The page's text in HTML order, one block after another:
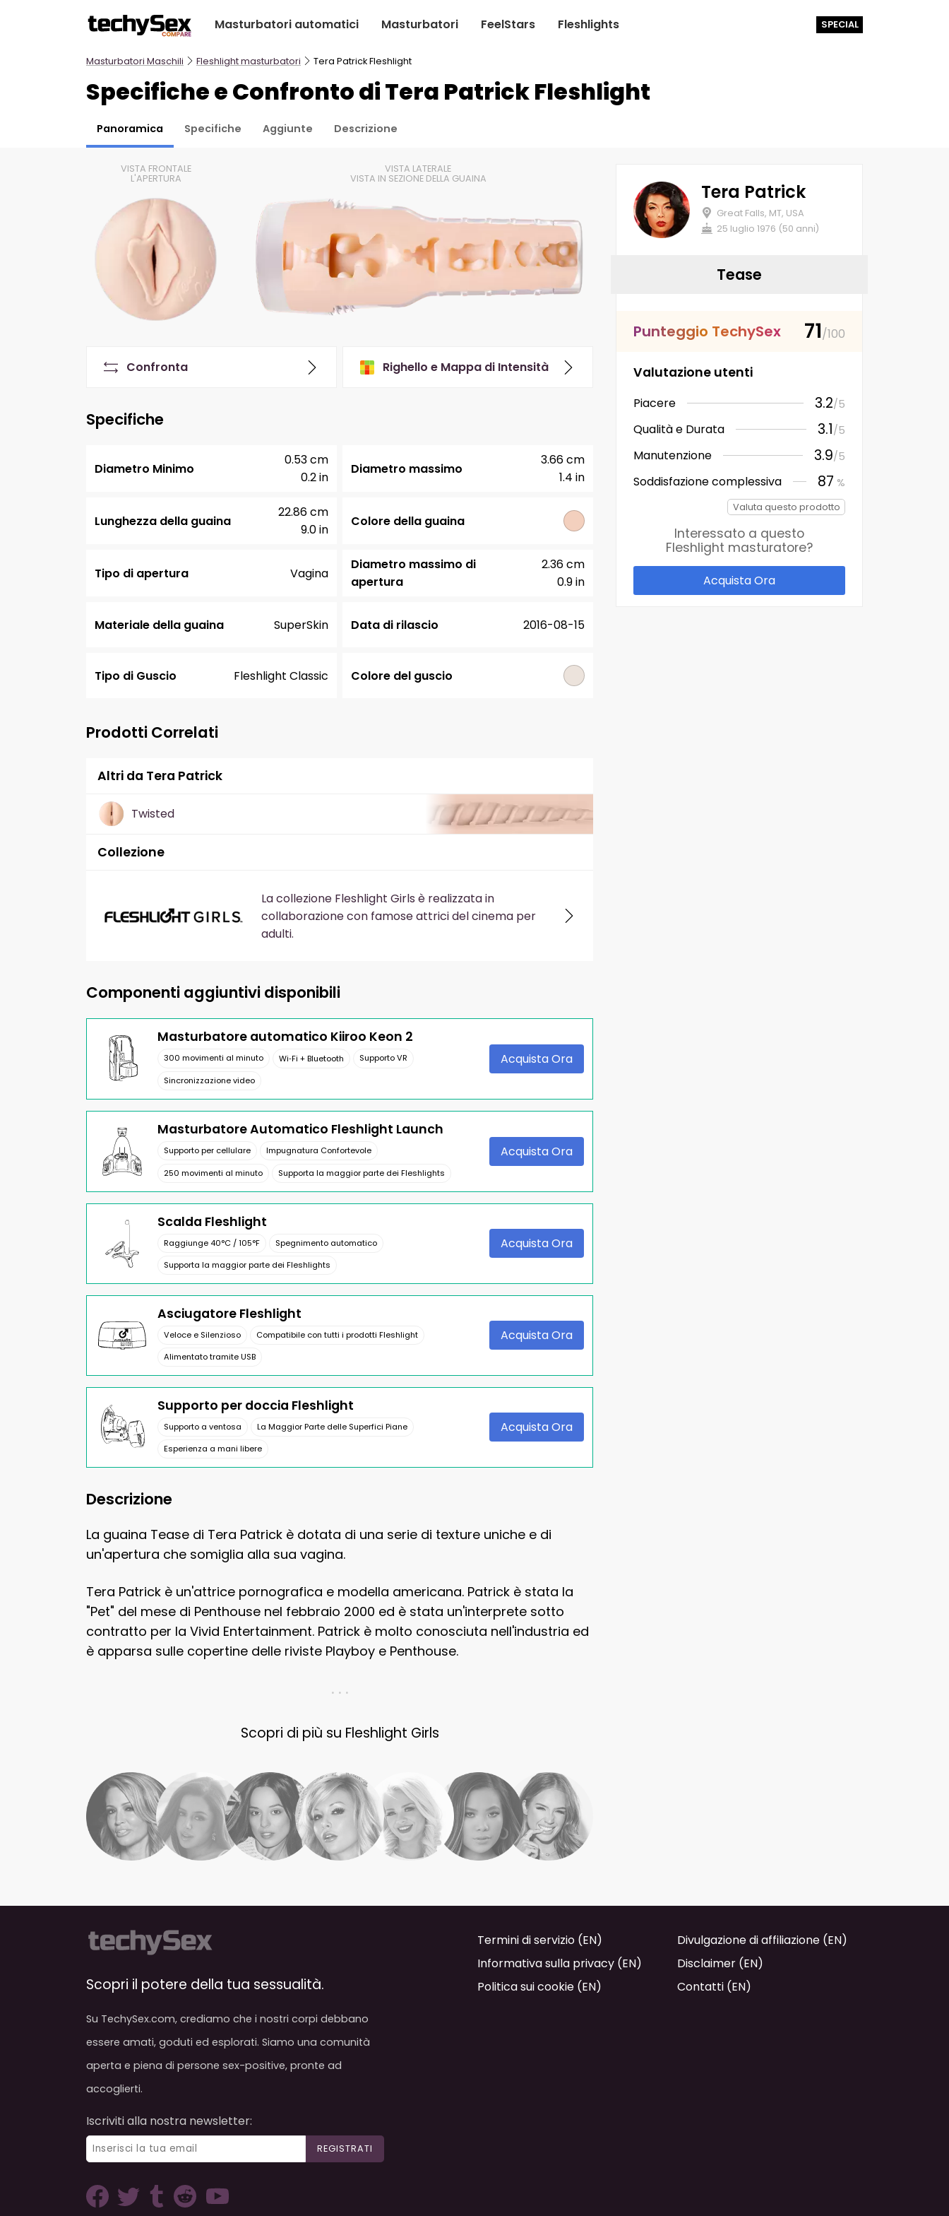
Masturbatori automatici Masturbatori FeelStars Fleshlights SPECIAL
Masturbatori Maschili Fleshlight masturbatori Tera Patrick Fleshlight
Specifiche e Confronto di Tera Patrick Fleshlight
Panoramica Specifiche Aggiunte Descrizione
VISTA FRONTALE
L'APERTURA
VISTA LATERALE
VISTA IN SEZIONE DELLA GUAINA
Confronta Righello e Mappa di Intensità
Specifiche
Diametro Minimo
0.2 in
0.53 cm
Diametro massimo
1.4 in
3.66 cm
Lunghezza della guaina
9.0 in
22.86 cm
Colore della guaina
Tipo di apertura Vagina
Diametro massimo di
apertura
0.9 in
2.36 cm
Materiale della guaina SuperSkin Data di rilascio 2016-08-15
Tipo di Guscio Fleshlight Classic Colore del guscio
Prodotti Correlati
Altri da Tera Patrick
Twisted
Collezione
La collezione Fleshlight Girls è realizzata in
collaborazione con famose attrici del cinema per
adulti.
Componenti aggiuntivi disponibili
Masturbatore automatico Kiiroo Keon 2
300 movimenti al minuto Wi‑Fi + Bluetooth Supporto VR
Sincronizzazione video
Acquista Ora
Masturbatore Automatico Fleshlight Launch
Supporto per cellulare
Impugnatura Confortevole
250 movimenti al minuto
Supporta la maggior parte dei Fleshlights
Acquista Ora
Scalda Fleshlight
Raggiunge 40°C / 105°F
Spegnimento automatico
Supporta la maggior parte dei Fleshlights
Acquista Ora
Asciugatore Fleshlight
Veloce e Silenzioso
Compatibile con tutti i prodotti Fleshlight
Alimentato tramite USB
Acquista Ora
Supporto per doccia Fleshlight
Supporto a ventosa
La Maggior Parte delle Superfici Piane
Esperienza a mani libere
Acquista Ora
Descrizione
La guaina Tease di Tera Patrick è dotata di una serie di texture uniche e di
un'apertura che somiglia alla sua vagina.
Tera Patrick è un'attrice pornografica e modella americana. Patrick è stata la
"Pet" del mese di Penthouse nel febbraio 2000 ed è stata un'interprete sotto
contratto per la Vivid Entertainment. Patrick è molto conosciuta nell'industria ed
è apparsa sulle copertine delle riviste Playboy e Penthouse.
. . .
Scopri di più su Fleshlight Girls
Tera Patrick
Great Falls, MT, USA
25 luglio 1976 (50 anni)
Tease
Punteggio TechySex 71/100
Valutazione utenti
Piacere 3.2/5
Qualità e Durata 3.1/5
Manutenzione 3.9/5
Soddisfazione complessiva 87 %
Valuta questo prodotto
Interessato a questo
Fleshlight masturatore?
Acquista Ora
Scopri il potere della tua sessualità.
Su TechySex.com, crediamo che i nostri corpi debbano
essere amati, goduti ed esplorati. Siamo una comunità
aperta e piena di persone sex-positive, pronte ad
accoglierti.
Iscriviti alla nostra newsletter:
REGISTRATI
Termini di servizio (EN)
Informativa sulla privacy (EN)
Politica sui cookie (EN)
Divulgazione di affiliazione (EN)
Disclaimer (EN)
Contatti (EN)